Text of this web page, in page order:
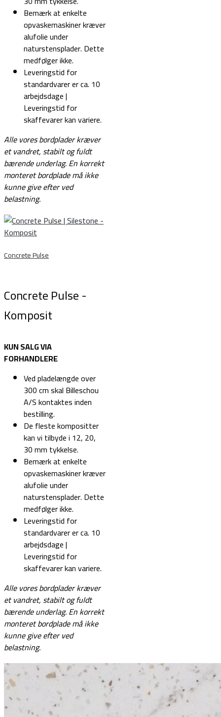
Bemærk at enkelte
opvaskemaskiner kræver
alufolie under
naturstensplader. Dette
medfølger ikke.
Leveringstid for
standardvarer er ca. 10
arbejdsdage |
Leveringstid for
skaffevarer kan variere.
Alle vores bordplader kræver
et vandret, stabilt og fuldt
bærende underlag.En korrekt
monteret bordplade må ikke
kunne give efter ved
belastning.
Concrete Pulse
Concrete Pulse -
Komposit
KUN SALG VIA
FORHANDLERE
Ved pladelængde over
300 cm skal Billeschou
A/S kontaktes inden
bestilling.
De fleste kompositter
kan vi tilbyde i 12, 20,
30 mm tykkelse.
Bemærk at enkelte
opvaskemaskiner kræver
alufolie under
naturstensplader. Dette
medfølger ikke.
Leveringstid for
standardvarer er ca. 10
arbejdsdage |
Leveringstid for
skaffevarer kan variere.
Alle vores bordplader kræver
et vandret, stabilt og fuldt
bærende underlag.En korrekt
monteret bordplade må ikke
kunne give efter ved
belastning.